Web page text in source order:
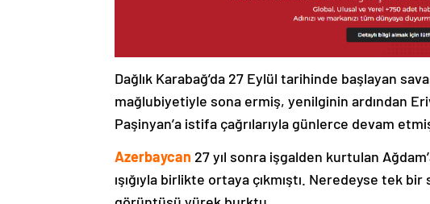
Dağlık Karabağ’da 27 Eylül tarihinde başlayan
mağlubiyetiyle sona ermiş, yenilginin ardından
Paşinyan’a istifa çağrılarıyla günlerce devam
Azerbaycan 27 yıl sonra işgalden kurtulan
ışığıyla birlikte ortaya çıkmıştı. Neredeyse tek